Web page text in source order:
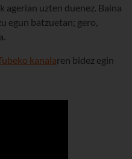
agerian uzten duenez. Baina
egun batzuetan; gero,
kanalaren bidez egin